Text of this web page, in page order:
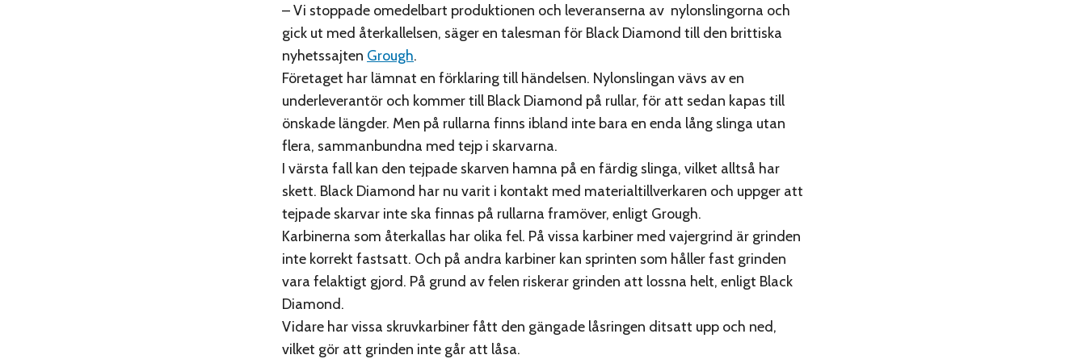
– Vi stoppade omedelbart produktionen och leveranserna av nylonslingorna och
gick ut med återkallelsen, säger en talesman för Black Diamond till den brittiska
nyhetssajten Grough.
Företaget har lämnat en förklaring till händelsen. Nylonslingan vävs av en
underleverantör och kommer till Black Diamond på rullar, för att sedan kapas till
önskade längder. Men på rullarna finns ibland inte bara en enda lång slinga utan
flera, sammanbundna med tejp i skarvarna.
I värsta fall kan den tejpade skarven hamna på en färdig slinga, vilket alltså har
skett. Black Diamond har nu varit i kontakt med materialtillverkaren och uppger att
tejpade skarvar inte ska finnas på rullarna framöver, enligt Grough.
Karbinerna som återkallas har olika fel. På vissa karbiner med vajergrind är grinden
inte korrekt fastsatt. Och på andra karbiner kan sprinten som håller fast grinden
vara felaktigt gjord. På grund av felen riskerar grinden att lossna helt, enligt Black
Diamond.
Vidare har vissa skruvkarbiner fått den gängade låsringen ditsatt upp och ned,
vilket gör att grinden inte går att låsa.